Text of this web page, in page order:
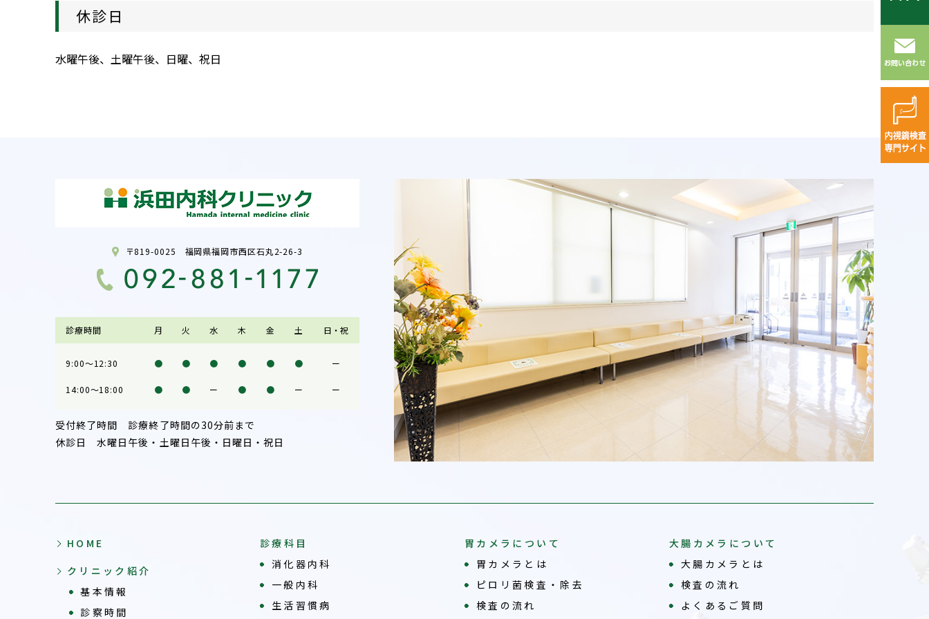
休診日
水曜午後、土曜午後、日曜、祝日
〒819-0025 福岡県福岡市西区石丸2-26-3
診療時間 月 火 水 木 金 土 日・祝
9:00～12:30 ● ● ● ● ● ● ー
14:00～18:00 ● ● ー ● ● ー ー
受付終了時間 診療終了時間の30分前まで
休診日 水曜日午後・土曜日午後・日曜日・祝日
HOME
クリニック紹介
基本情報
診察時間
診療科目
消化器内科
一般内科
生活習慣病
胃カメラについて
胃カメラとは
ピロリ菌検査・除去
検査の流れ
大腸カメラについて
大腸カメラとは
検査の流れ
よくあるご質問